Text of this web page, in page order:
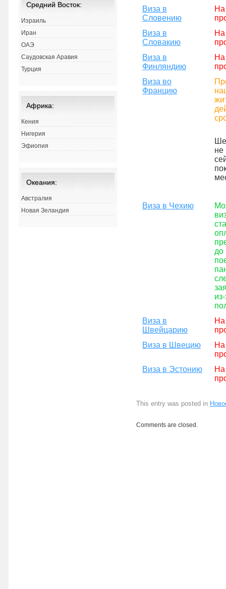
Виза в
Словению
На
Виза в
Словакию
На
Виза в
Финляндию
На
Виза во
Францию
не
Виза в Чехию
до
Виза в
Швейцарию
На
Виза в Швецию
На
Виза в Эстонию
На
This entry was posted in
Comments are closed.
Средний Восток:
Израиль
Иран
ОАЭ
Саудовская Аравия
Турция
Африка:
Кения
Нигерия
Эфиопия
Океания:
Австралия
Новая Зеландия